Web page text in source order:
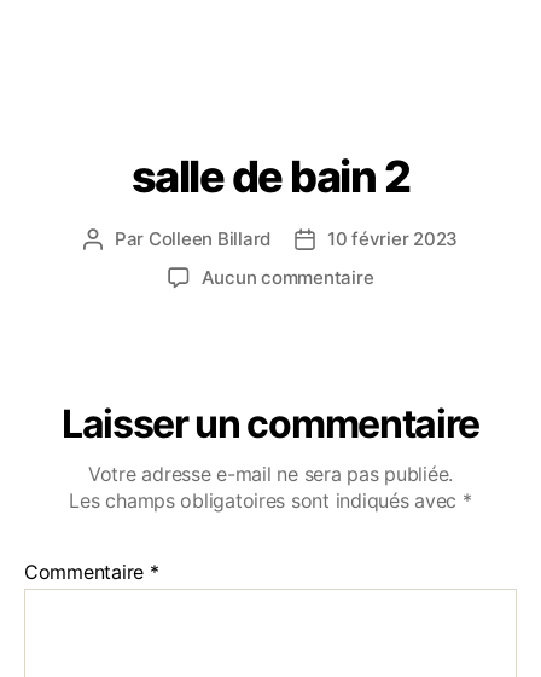
salle de bain 2
Par Colleen Billard
10 février 2023
Aucun commentaire
Laisser un commentaire
Votre adresse e-mail ne sera pas publiée.
Les champs obligatoires sont indiqués avec *
Commentaire *